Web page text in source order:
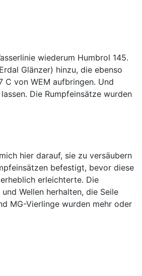
wiederum Humbrol 145.
Glänzer) hinzu, die ebenso
von WEM aufbringen. Und
Die Rumpfeinsätze wurden
hier darauf, sie zu versäubern
befestigt, bevor diese
erleichterte. Die
Wellen herhalten, die Seile
MG-Vierlinge wurden mehr oder